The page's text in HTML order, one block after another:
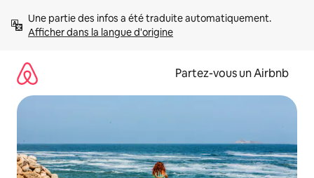
directement
Afficher dans la langue d'origine
Partez-vous un Airbnb